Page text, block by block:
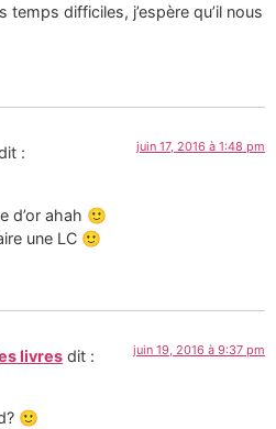
difficiles, j’espère qu’il nous
: juin 17, 2016 à 1:48 pm
d’or ahah 🙂
une LC 🙂
livres dit : juin 19, 2016 à 9:37 pm
🙂